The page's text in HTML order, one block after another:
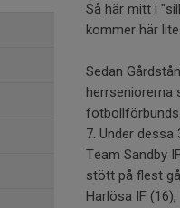
Så här mitt i
kommer här
Sedan
herrseniorerna
fotbollförbunds
7. Under
Team Sandby
stött på flest
Harlösa IF